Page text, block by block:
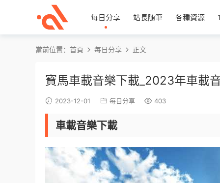
每日分享 站長随筆 各種資源
當前位置： 首頁 每日分享 正文
寶馬車載音樂下載_2023年車載
2023-12-01 每日分享 403
車載音樂下載